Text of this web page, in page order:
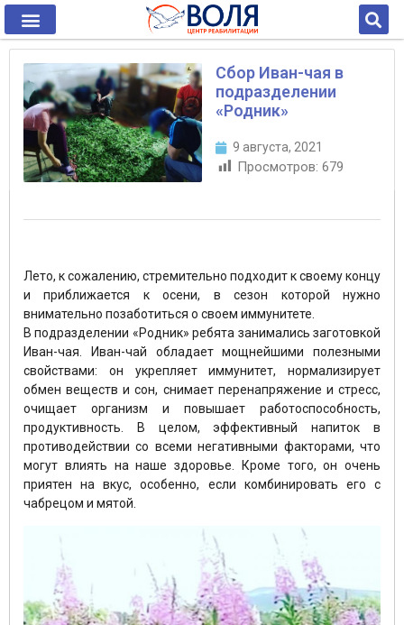
Сбор Иван-чая в
подразделении
«Родник»
9 августа, 2021
Просмотров: 679
Лето, к сожалению, стремительно подходит к своему концу
и приближается к осени, в сезон которой нужно
внимательно позаботиться о своем иммунитете.
В подразделении «Родник» ребята занимались заготовкой
Иван-чая. Иван-чай обладает мощнейшими полезными
свойствами: он укрепляет иммунитет, нормализирует
обмен веществ и сон, снимает перенапряжение и стресс,
очищает организм и повышает работоспособность,
продуктивность. В целом, эффективный напиток в
противодействии со всеми негативными факторами, что
могут влиять на наше здоровье. Кроме того, он очень
приятен на вкус, особенно, если комбинировать его с
чабрецом и мятой.